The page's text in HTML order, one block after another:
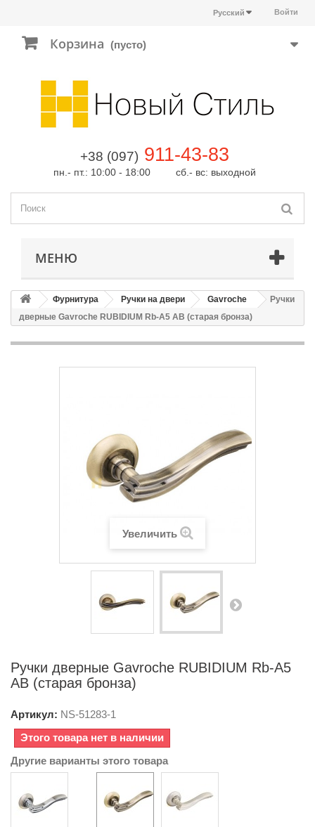
Войти
Русский
Корзина (пусто)
+38 (097) 911-43-83
пн.- пт.: 10:00 - 18:00 сб.- вс: выходной
МЕНЮ
Фурнитура Ручки на двери Gavroche
Ручки
дверные Gavroche RUBIDIUМ Rb-А5 AB (старая бронза)
Увеличить
Ручки дверные Gavroche RUBIDIUМ Rb-А5
AB (старая бронза)
Артикул: NS-51283-1
Этого товара нет в наличии
Другие варианты этого товара